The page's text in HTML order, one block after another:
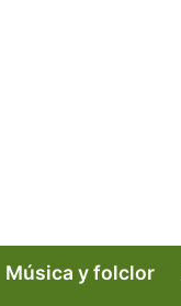
Música y folclor